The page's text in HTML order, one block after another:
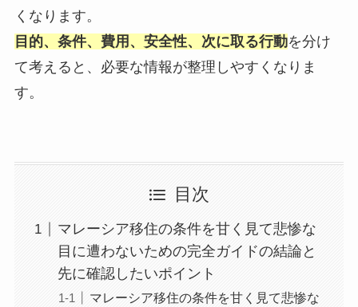
くなります。
目的、条件、費用、安全性、次に取る行動を分け
て考えると、必要な情報が整理しやすくなりま
す。
目次
マレーシア移住の条件を甘く見て悲惨な
目に遭わないための完全ガイドの結論と
先に確認したいポイント
マレーシア移住の条件を甘く見て悲惨な